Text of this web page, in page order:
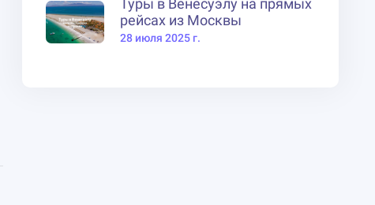
Туры в Венесуэлу на прямых
рейсах из Москвы
28 июля 2025 г.